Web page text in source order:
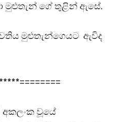
මුළුතැන් ගේ තුළින් ඇසේ.
මුළුතැන්ගෙයට ඇවිද
වූයේ